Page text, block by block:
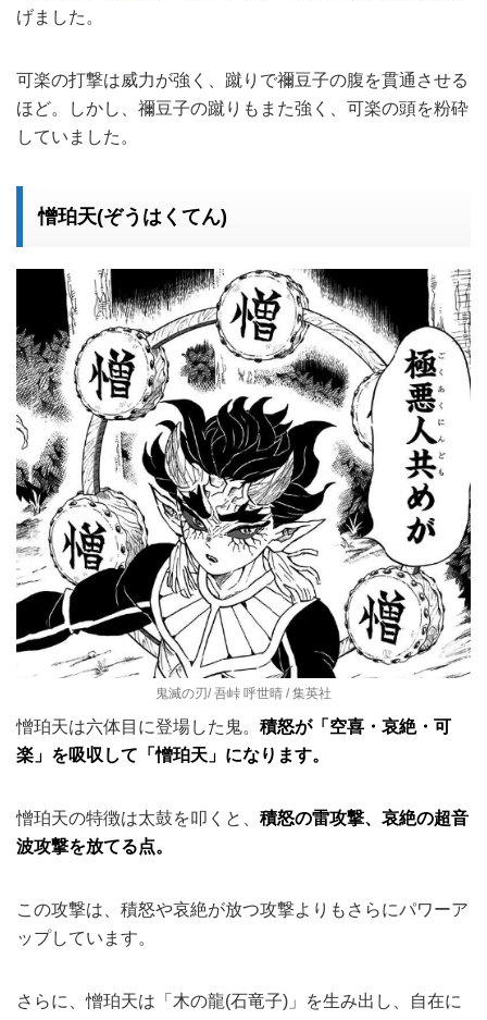
げました。
可楽の打撃は威力が強く、蹴りで禰豆子の腹を貫通させる
ほど。しかし、禰豆子の蹴りもまた強く、可楽の頭を粉砕
していました。
憎珀天(ぞうはくてん)
鬼滅の刃/ 吾峠 呼世晴 / 集英社
憎珀天は六体目に登場した鬼。 積怒が「空喜・哀絶・可
楽」を吸収して「憎珀天」になります。
憎珀天の特徴は太鼓を叩くと、 積怒の雷攻撃、哀絶の超音
波攻撃を放てる点。
この攻撃は、積怒や哀絶が放つ攻撃よりもさらにパワーア
ップしています。
さらに、憎珀天は「木の龍(石竜子)」を生み出し、自在に